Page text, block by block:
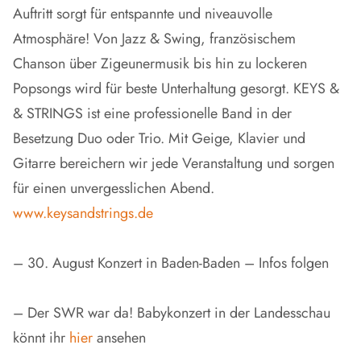
Auftritt sorgt für entspannte und niveauvolle
Atmosphäre! Von Jazz & Swing, französischem
Chanson über Zigeunermusik bis hin zu lockeren
Popsongs wird für beste Unterhaltung gesorgt. KEYS &
& STRINGS ist eine professionelle Band in der
Besetzung Duo oder Trio. Mit Geige, Klavier und
Gitarre bereichern wir jede Veranstaltung und sorgen
für einen unvergesslichen Abend.
www.keysandstrings.de
– 30. August Konzert in Baden-Baden – Infos folgen
– Der SWR war da! Babykonzert in der Landesschau
könnt ihr hieransehen